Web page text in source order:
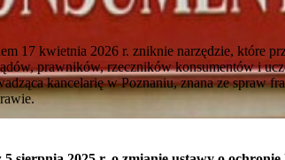
17 kwietnia 2026 r. zniknie narzędzie, które
prawników, rzeczników konsumentów i
kancelarię w Poznaniu, znana ze spraw